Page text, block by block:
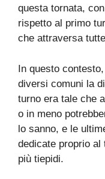
questa tornata,
rispetto al primo
che attraversa
In questo
diversi comuni la
turno era tale che
o in meno
lo sanno, e le
dedicate proprio
più tiepidi.